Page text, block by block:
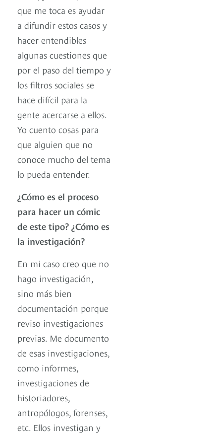
que me toca es ayudar
a difundir estos casos y
hacer entendibles
algunas cuestiones que
por el paso del tiempo y
los filtros sociales se
hace difícil para la
gente acercarse a ellos.
Yo cuento cosas para
que alguien que no
conoce mucho del tema
lo pueda entender.
¿Cómo es el proceso
para hacer un cómic
de este tipo? ¿Cómo es
la investigación?
En mi caso creo que no
hago investigación,
sino más bien
documentación porque
reviso investigaciones
previas. Me documento
de esas investigaciones,
como informes,
investigaciones de
historiadores,
antropólogos, forenses,
etc. Ellos investigan y